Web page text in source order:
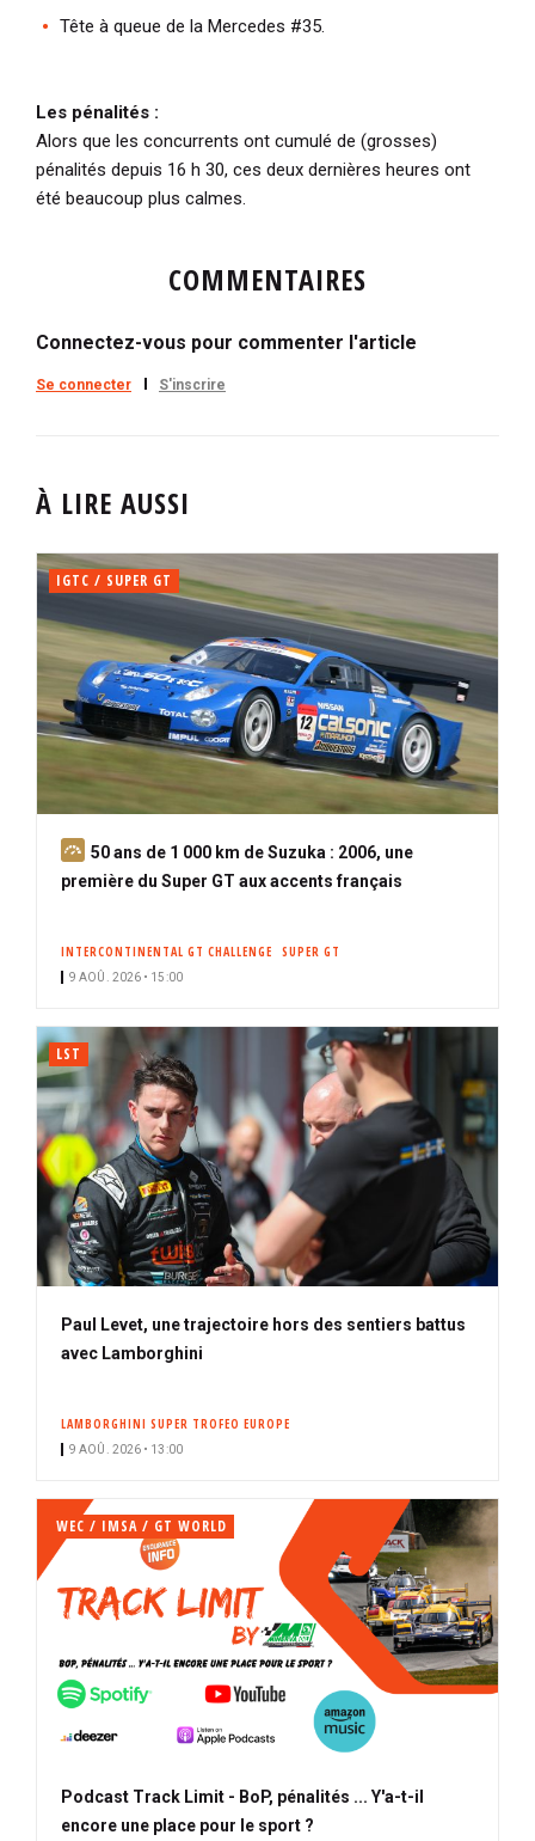
Tête à queue de la Mercedes #35.
Les pénalités :
Alors que les concurrents ont cumulé de (grosses)
pénalités depuis 16 h 30, ces deux dernières heures ont
été beaucoup plus calmes.
COMMENTAIRES
Connectez-vous pour commenter l'article
Se connecter S'inscrire
À LIRE AUSSI
IGTC / SUPER GT
A
b
50 ans de 1 000 km de Suzuka : 2006, une
première du Super GT aux accents français
INTERCONTINENTAL GT CHALLENGE SUPER GT
9 AOÛ. 2026 • 15:00
LST
Paul Levet, une trajectoire hors des sentiers battus
avec Lamborghini
LAMBORGHINI SUPER TROFEO EUROPE
9 AOÛ. 2026 • 13:00
WEC / IMSA / GT WORLD
Podcast Track Limit - BoP, pénalités ... Y'a-t-il
encore une place pour le sport ?